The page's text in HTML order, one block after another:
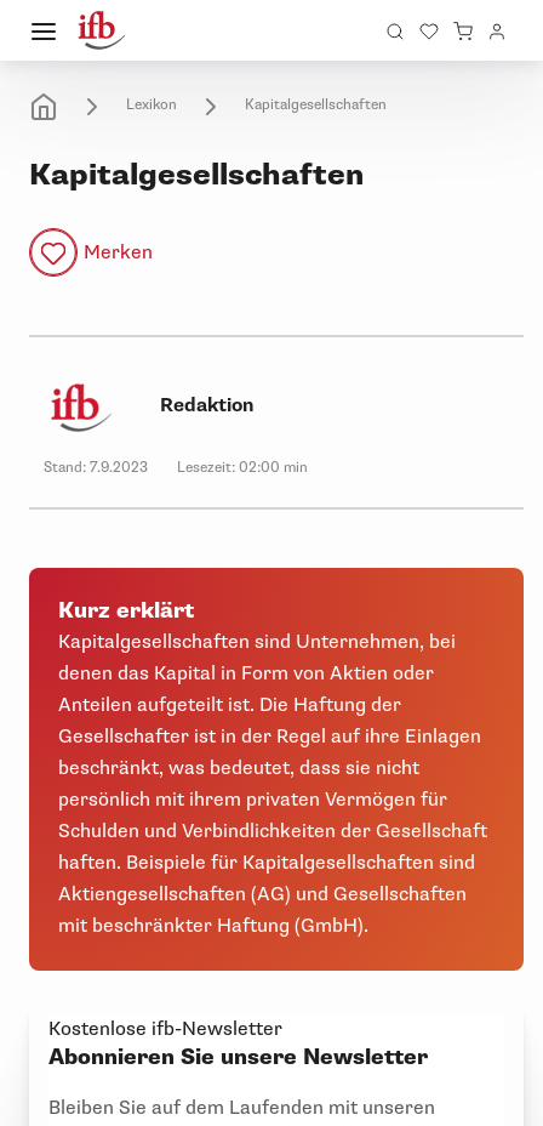
Lexikon Kapitalgesellschaften
Kapitalgesellschaften
Merken
Redaktion
Stand: 7.9.2023 Lesezeit: 02:00 min
Kurz erklärt
Kapitalgesellschaften sind Unternehmen, bei
denen das Kapital in Form von Aktien oder
Anteilen aufgeteilt ist. Die Haftung der
Gesellschafter ist in der Regel auf ihre Einlagen
beschränkt, was bedeutet, dass sie nicht
persönlich mit ihrem privaten Vermögen für
Schulden und Verbindlichkeiten der Gesellschaft
haften. Beispiele für Kapitalgesellschaften sind
Aktiengesellschaften (AG) und Gesellschaften
mit beschränkter Haftung (GmbH).
Kostenlose ifb-Newsletter
Abonnieren Sie unsere Newsletter
Bleiben Sie auf dem Laufenden mit unseren